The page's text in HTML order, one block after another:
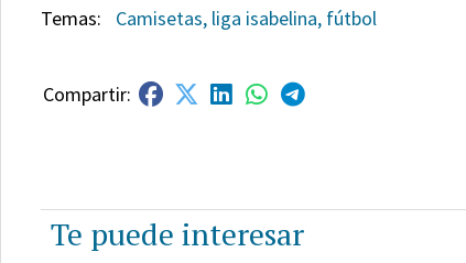
Camisetas, liga isabelina, fútbol
Te puede interesar